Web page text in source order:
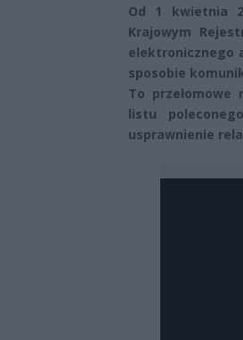
Od 1 kwietnia
Krajowym
elektronicznego
sposobie
To przełomowe
listu
usprawnienie